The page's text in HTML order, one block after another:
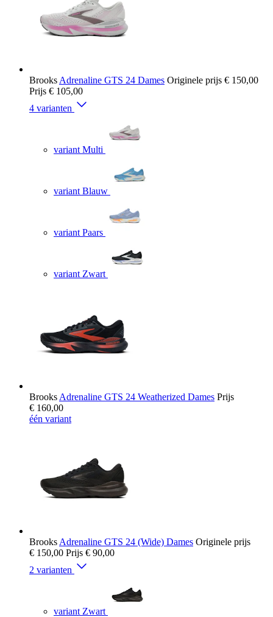
Brooks Adrenaline GTS 24 Dames Originele prijs € 150,00
Prijs € 105,00
4 varianten
variant Multi
variant Blauw
variant Paars
variant Zwart
Brooks Adrenaline GTS 24 Weatherized Dames Prijs
€ 160,00
één variant
Brooks Adrenaline GTS 24 (Wide) Dames Originele prijs
€ 150,00 Prijs € 90,00
2 varianten
variant Zwart